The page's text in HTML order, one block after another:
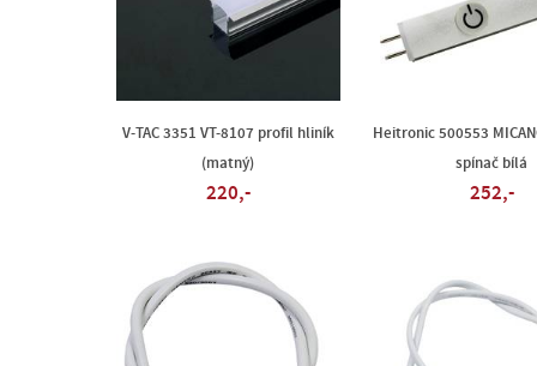
V-TAC 3351 VT-8107 profil hliník
(matný)
220,-
Heitronic 500553
spínač bílá
252,-